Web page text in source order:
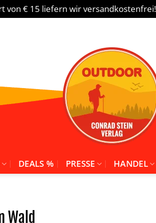
von € 15 liefern wir
DEALS % PRESSE HANDEL
Wald